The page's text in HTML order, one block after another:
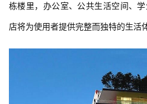
栋楼里，办公室、公共生活空间、
店将为使用者提供完整而独特的生活